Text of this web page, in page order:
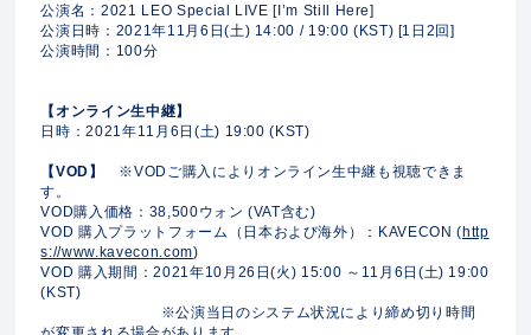
公演名：2021 LEO Special LIVE [I’m Still Here]
公演日時：2021年11月6日(土) 14:00 / 19:00 (KST) [1日2回]
公演時間：100分
【オンライン生中継】
日時：2021年11月6日(土) 19:00 (KST)
【VOD】
※VODご購入によりオンライン生中継も視聴できま
す。
VOD購入価格：38,500ウォン (VAT含む)
VOD 購入プラットフォーム（日本および海外）：KAVECON (http
s://www.kavecon.com)
VOD 購入期間：2021年10月26日(火) 15:00 ～11月6日(土) 19:00
(KST)
※公演当日のシステム状況により締め切り時間
が変更される場合があります。